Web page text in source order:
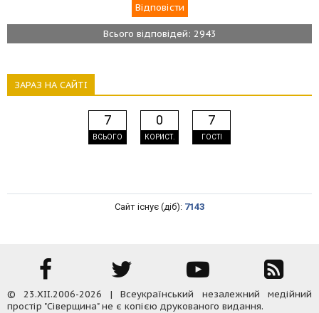
Всього відповідей: 2943
ЗАРАЗ НА САЙТІ
7
ВСЬОГО
0
КОРИСТ.
7
ГОСТІ
Сайт існує (діб): 7143
© 23.XII.2006-2026 | Всеукраїнський незалежний медійний
простір "Сіверщина" не є копією друкованого видання.